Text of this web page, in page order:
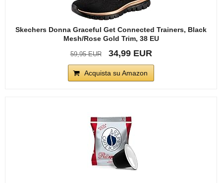
Skechers Donna Graceful Get Connected Trainers, Black
Mesh/Rose Gold Trim, 38 EU
59,95 EUR 34,99 EUR
Acquista su Amazon